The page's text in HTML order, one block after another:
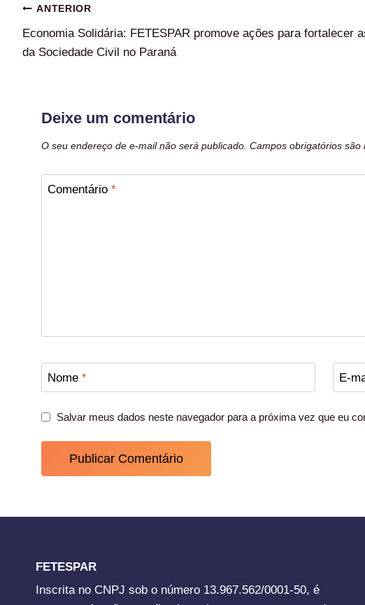
ANTERIOR
Economia Solidária: FETESPAR promove ações para fortalecer
da Sociedade Civil no Paraná
Deixe um comentário
O seu endereço de e-mail não será publicado. Campos obrigatórios são
Comentário *
Nome * E-
Salvar meus dados neste navegador para a próxima vez que eu
FETESPAR
Inscrita no CNPJ sob o número 13.967.562/0001-50, é